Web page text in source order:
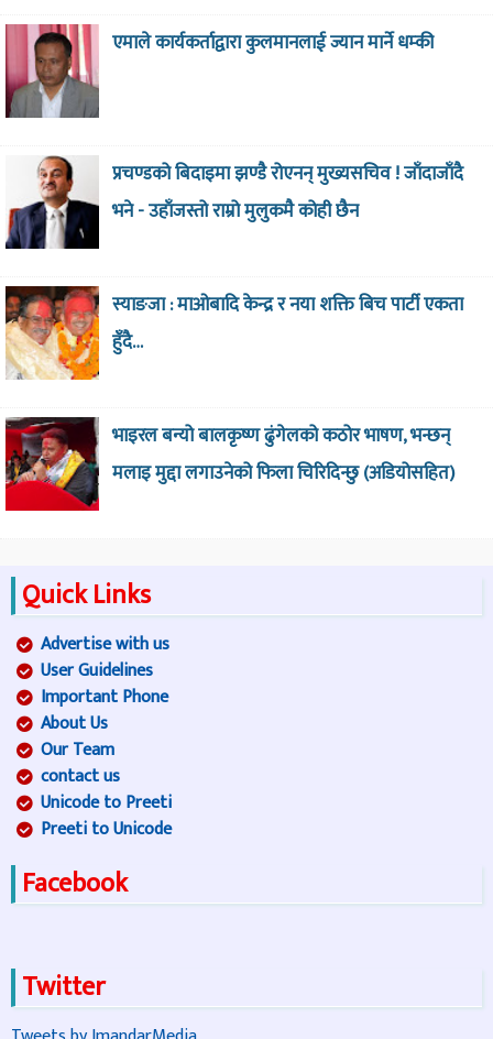
एमाले कार्यकर्ताद्वारा कुलमानलाई ज्यान मार्ने धम्की
प्रचण्डको बिदाइमा झण्डै रोएनन् मुख्यसचिव ! जाँदाजाँदै
भने - उहाँजस्तो राम्रो मुलुकमै कोही छैन
स्याङजा : माओबादि केन्द्र र नया शक्ति बिच पार्टी एकता
हुँदै…
भाइरल बन्यो बालकृष्ण ढुंगेलको कठोर भाषण, भन्छन्
मलाइ मुद्दा लगाउनेको फिला चिरिदिन्छु (अडियोसहित)
Quick Links
Advertise with us
User Guidelines
Important Phone
About Us
Our Team
contact us
Unicode to Preeti
Preeti to Unicode
Facebook
Twitter